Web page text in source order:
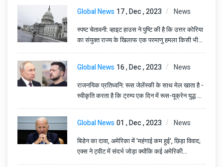
Global News 17 , Dec , 2023 News
स्पष्ट चेतावनी: व्हाइट हाउस ने पुष्टि की है कि उत्तर कोरिया
का संयुक्त राज्य के खिलाफ एक परमाणु हमला किसी भी
स्थिति में किम शासन का अंत कर सकता है।
Global News 16 , Dec , 2023 News
राजनयिक प्रतिध्वनि: रूस जेलेंस्की के साथ मेल खाता है -
स्वीकृति करता है कि ट्रम्प एक दिन में रूस-यूक्रेन युद्ध को
समाप्त नहीं कर सकते।
Global News01 , Dec , 2023 News
बिडेन का दावा, अमेरिका में 'महंगाई कम हुई', छिड़ा विवाद;
एक्स ने ट्वीट में संदर्भ जोड़ा क्योंकि कई अमेरिकी
वास्तविकता पर सवाल उठाते हैं